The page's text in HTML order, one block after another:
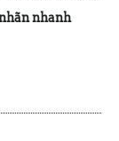
nhanh